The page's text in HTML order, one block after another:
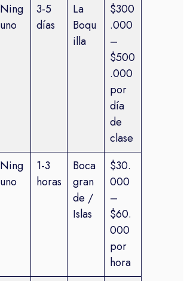
Ning
uno
3-5
días
La
Boqu
illa
$300
.000
–
$500
.000
por
día
de
clase
Ning
uno
1-3
horas
Boca
gran
de /
Islas
$30.
000
–
$60.
000
por
hora